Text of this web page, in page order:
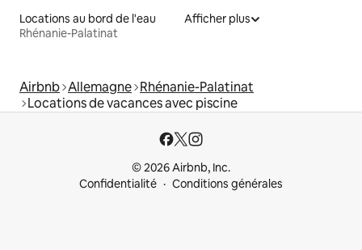
Locations au bord de l'eau
Rhénanie-Palatinat
Afficher plus
Airbnb Allemagne Rhénanie-Palatinat
Locations de vacances avec piscine
© 2026 Airbnb, Inc.
Confidentialité
Conditions générales